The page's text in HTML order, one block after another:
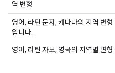
역 변형
영어, 라틴 문자, 캐나다의 지역 변형
입니다.
영어, 라틴 자모, 영국의 지역별 변형